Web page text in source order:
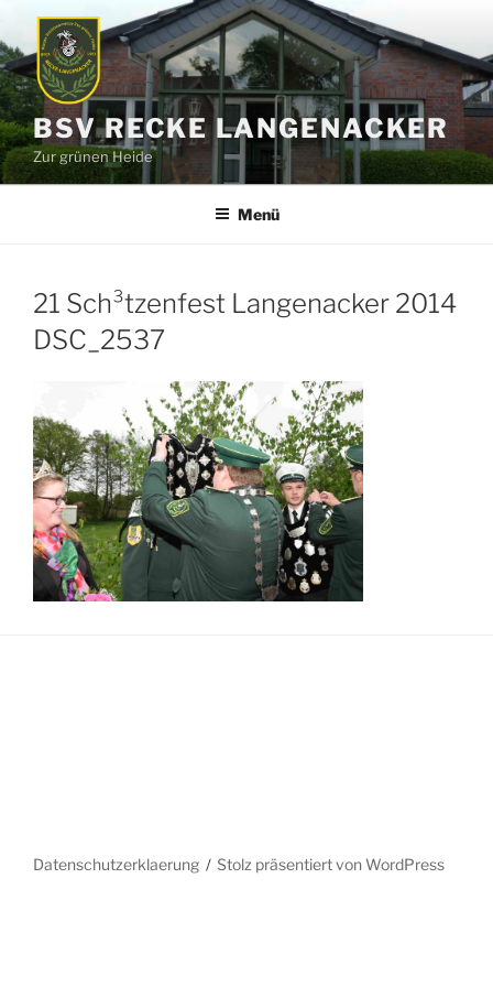
Inhalt
springen
BSV RECKE LANGENACKER
Zur grünen Heide
Menü
21 Sch³tzenfest Langenacker 2014
DSC_2537
Datenschutzerklaerung Stolz präsentiert von WordPress